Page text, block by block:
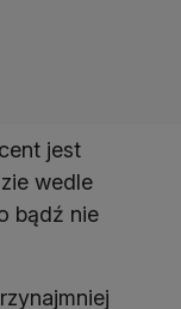
jest
wedle
bądź nie